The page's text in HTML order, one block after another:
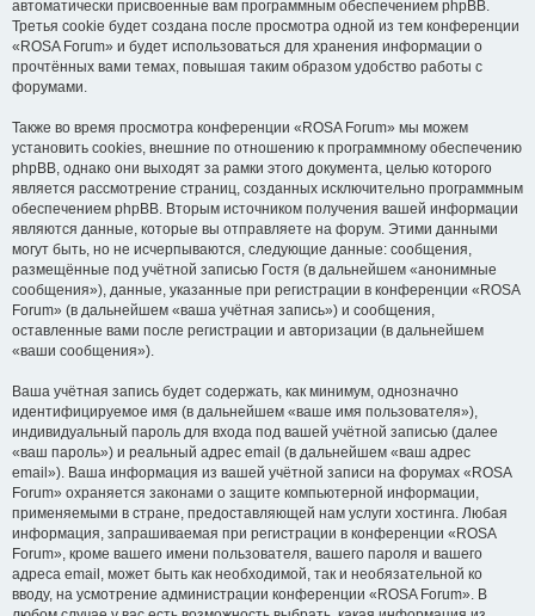
автоматически присвоенные вам программным обеспечением phpBB.
Третья cookie будет создана после просмотра одной из тем конференции
«ROSA Forum» и будет использоваться для хранения информации о
прочтённых вами темах, повышая таким образом удобство работы с
форумами.
Также во время просмотра конференции «ROSA Forum» мы можем
установить cookies, внешние по отношению к программному обеспечению
phpBB, однако они выходят за рамки этого документа, целью которого
является рассмотрение страниц, созданных исключительно программным
обеспечением phpBB. Вторым источником получения вашей информации
являются данные, которые вы отправляете на форум. Этими данными
могут быть, но не исчерпываются, следующие данные: сообщения,
размещённые под учётной записью Гостя (в дальнейшем «анонимные
сообщения»), данные, указанные при регистрации в конференции «ROSA
Forum» (в дальнейшем «ваша учётная запись») и сообщения,
оставленные вами после регистрации и авторизации (в дальнейшем
«ваши сообщения»).
Ваша учётная запись будет содержать, как минимум, однозначно
идентифицируемое имя (в дальнейшем «ваше имя пользователя»),
индивидуальный пароль для входа под вашей учётной записью (далее
«ваш пароль») и реальный адрес email (в дальнейшем «ваш адрес
email»). Ваша информация из вашей учётной записи на форумах «ROSA
Forum» охраняется законами о защите компьютерной информации,
применяемыми в стране, предоставляющей нам услуги хостинга. Любая
информация, запрашиваемая при регистрации в конференции «ROSA
Forum», кроме вашего имени пользователя, вашего пароля и вашего
адреса email, может быть как необходимой, так и необязательной ко
вводу, на усмотрение администрации конференции «ROSA Forum». В